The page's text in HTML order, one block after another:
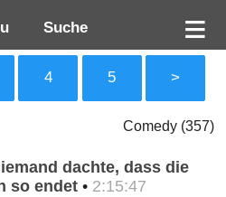
Suche
4 5 >
Comedy (357)
dachte, dass die
so endet • 2:15:47